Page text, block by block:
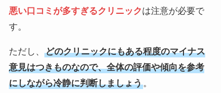
悪い口コミが多すぎるクリニックは注意が必要で
す。
ただし、 どのクリニックにもある程度のマイナス
意見はつきものなので、全体の評価や傾向を参考
にしながら冷静に判断しましょう。